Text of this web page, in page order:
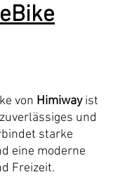
von Himiwayist
und
starke
eine moderne
Freizeit.